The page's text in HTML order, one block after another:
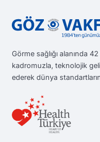
Görme sağlığı alanında
kadromuzla, teknolojik
ederek dünya